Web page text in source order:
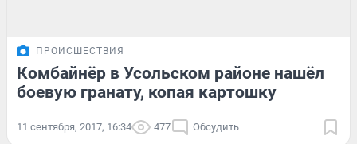
ПРОИСШЕСТВИЯ
Комбайнёр в Усольском районе нашёл
боевую гранату, копая картошку
11 сентября, 2017, 16:34 477 Обсудить